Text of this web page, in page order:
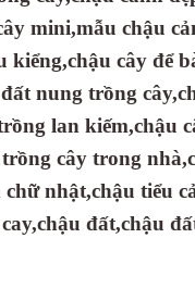
mini,mẫu chậu
kiểng,chậu cây để
nung trồng cây
lan kiếm,chậu
cây trong nhà
chữ nhật,chậu tiểu
,chậu đất,chậu